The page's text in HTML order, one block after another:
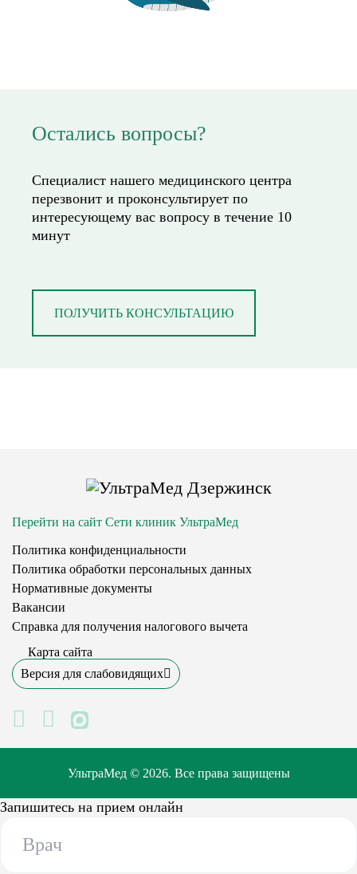
Остались вопросы?
Специалист нашего медицинского центра
перезвонит и проконсультирует по
интересующему вас вопросу в течение 10
минут
ПОЛУЧИТЬ КОНСУЛЬТАЦИЮ
Перейти на сайт Сети клиник УльтраМед
Политика конфиденциальности
Политика обработки персональных данных
Нормативные документы
Вакансии
Справка для получения налогового вычета
Карта сайта
Версия для слабовидящих
УльтраМед © 2026. Все права защищены
Запишитесь на прием онлайн